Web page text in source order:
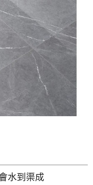
水到渠成